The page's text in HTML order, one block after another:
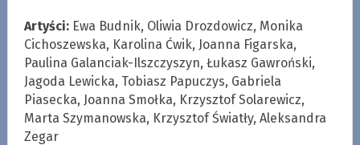
Artyści:Ewa Budnik, Oliwia Drozdowicz, Monika
Cichoszewska, Karolina Ćwik, Joanna Figarska,
Paulina Galanciak-Ilszczyszyn, Łukasz Gawroński,
Jagoda Lewicka, Tobiasz Papuczys, Gabriela
Piasecka, Joanna Smołka, Krzysztof Solarewicz,
Marta Szymanowska, Krzysztof Światły, Aleksandra
Zegar